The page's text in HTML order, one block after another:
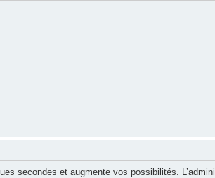
secondes et augmente vos possibilités.